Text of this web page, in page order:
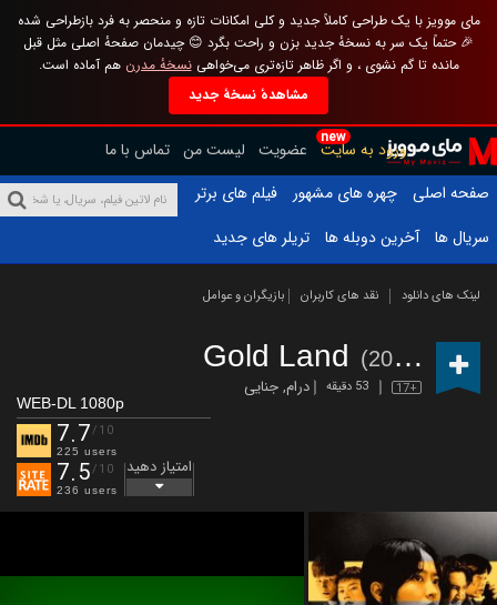
مای موویز با یک طراحی کاملاً جدید و کلی امکانات تازه و منحصر به فرد بازطراحی شده
🎉 حتماً یک سر به نسخهٔ جدید بزن و راحت بگرد 😊 چیدمان صفحهٔ اصلی مثل قبل
مانده تا گم نشوی ، و اگر ظاهر تازه‌تری می‌خواهینسخهٔ مدرن هم آماده است.
مشاهدهٔ نسخهٔ جدید
new
ورود به سایت عضویت لیست من تماس با ما
صفحه اصلی
چهره های مشهور
فیلم های برتر
سریال ها
آخرین دوبله ها تریلر های جدید
لینک های دانلود نقد های کاربران بازیگران و عوامل
Gold Land (2026 – )
17+ 53 دقیقه درام,جنایی
WEB-DL 1080p
7.7/10
225 users
7.5/10
236 users
امتیاز دهید